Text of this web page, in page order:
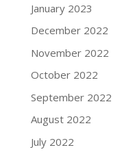
January 2023
December 2022
November 2022
October 2022
September 2022
August 2022
July 2022